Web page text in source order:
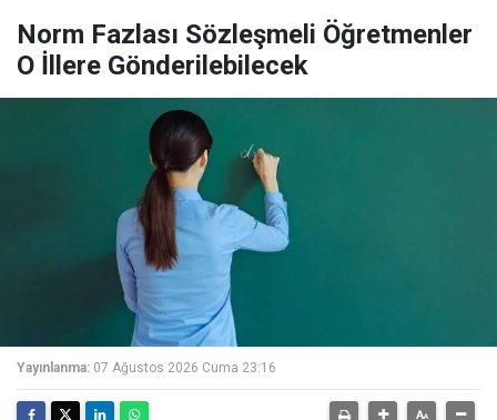
Norm Fazlası Sözleşmeli Öğretmenler
O İllere Gönderilebilecek
Yayınlanma: 07 Ağustos 2026 Cuma 23:16